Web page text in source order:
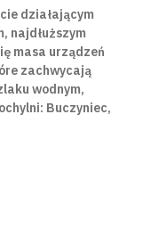
działającym
najdłuższym
masa urządzeń
zachwycają
wodnym,
Buczyniec,